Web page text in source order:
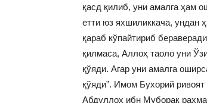
қасд қилиб, уни амалга ҳам
етти юз яхшиликкача, ундан
қараб кўпайтириб
қилмаса, Аллоҳ таоло уни
қўяди. Агар уни амалга
қўяди”. Имом Бухорий ривоят
Абдуллоҳ ибн Муборак